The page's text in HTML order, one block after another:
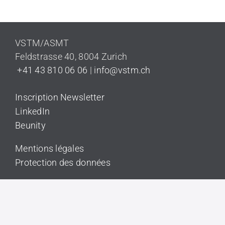
VSTM/ASMT
Feldstrasse 40, 8004 Zurich
+41 43 810 06 06 | info@vstm.ch
Inscription Newsletter
LinkedIn
Beunity
Mentions légales
Protection des données